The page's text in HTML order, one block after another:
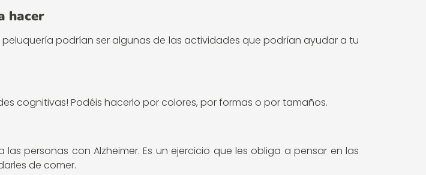
hacer
podrían ser algunas de las actividades que podrían ayudar a tu
cognitivas! Podéis hacerlo por colores, por formas o por tamaños.
personas con Alzheimer. Es un ejercicio que les obliga a pensar en las
de comer.